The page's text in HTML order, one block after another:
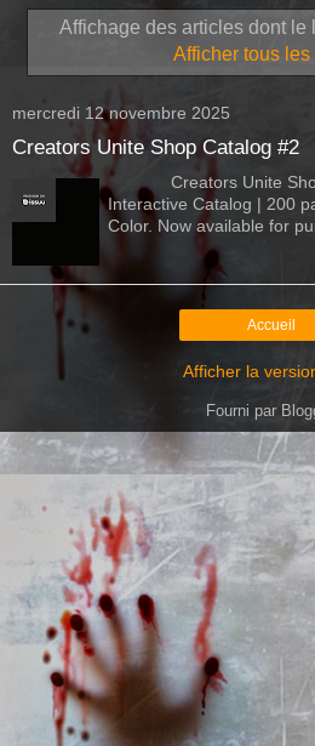
Affichage des articles dont le
Afficher tous
mercredi 12 novembre 2025
Creators Unite Shop Catalog #2
Creators Unite Shop
Interactive Catalog | 200
Color. Now available for
Accueil
Afficher la
Fourni par